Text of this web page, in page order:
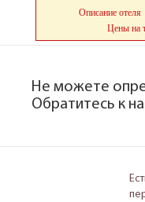
Описание отеля
Цены на
Не можете
Обратитесь к